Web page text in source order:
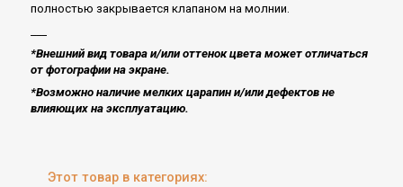
полностью закрывается клапаном на молнии.
*Внешний вид товара и/или оттенок цвета может отличаться
от фотографии на экране.
*Возможно наличие мелких царапин и/или дефектов не
влияющих на эксплуатацию​.
Этот товар в категориях: